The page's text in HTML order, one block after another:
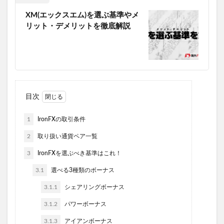
XM(エックスエム)を選ぶ基準やメ
リット・デメリットを徹底解説
目次
1 IronFXの取引条件
2 取り扱い通貨ペア一覧
3 IronFXを選ぶべき基準はこれ！
3.1 選べる3種類のボーナス
3.1.1 シェアリングボーナス
3.1.2 パワーボーナス
3.1.3 アイアンボーナス